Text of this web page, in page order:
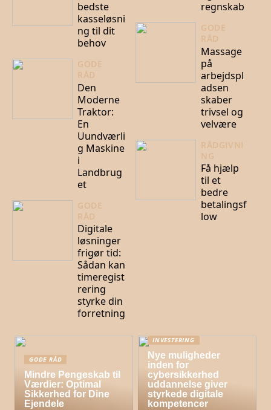
bedste
kasseløsni
ng til dit
behov
GODE
RÅD
Den
Moderne
Traktor:
En
Uundværli
g Maskine
i
Landbrug
et
GODE
RÅD
Digitale
løsninger
frigør tid:
Sådan kan
timeregist
rering
styrke din
forretning
regnskab
GODE
RÅD
Massage
på
arbejdspl
adsen
skaber
trivsel og
velvære
RÅDGIVNI
NG
Få hjælp
til et
bedre
betalingsf
low
GODE RÅD
Mindre Pengeskab til
Værdier: Optimal
Sikkerhed for Dine
Ejendele
INVESTERING
Nye muligheder
inden for
cybersikkerhed
uddannelse giver
styrkede digitale
kompetencer